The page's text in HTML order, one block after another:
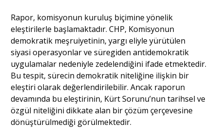
Yazarlar
Eğitim
Dosya Haber
Ankara Analiz
Rapor, komisyonun kuruluş biçimine yönelik
eleştirilerle başlamaktadır. CHP, Komisyonun
demokratik meşruiyetinin, yargı eliyle yürütülen
siyasi operasyonlar ve süregiden antidemokratik
uygulamalar nedeniyle zedelendiğini ifade etmektedir.
Bu tespit, sürecin demokratik niteliğine ilişkin bir
eleştiri olarak değerlendirilebilir. Ancak raporun
devamında bu eleştirinin, Kürt Sorunu’nun tarihsel ve
özgül niteliğini dikkate alan bir çözüm çerçevesine
dönüştürülmediği görülmektedir.